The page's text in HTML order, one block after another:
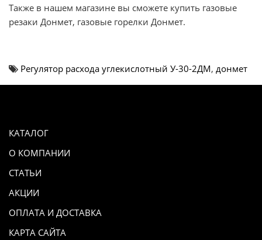
Также в нашем магазине вы сможете купить газовые
резаки Донмет, газовые горелки Донмет.
Регулятор расхода углекислотный У-30-2ДМ, донмет
КАТАЛОГ
О КОМПАНИИ
СТАТЬИ
АКЦИИ
ОПЛАТА И ДОСТАВКА
КАРТА САЙТА